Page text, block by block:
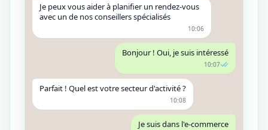
Je peux vous aider à planifier un rendez-vous
avec un de nos conseillers spécialisés
10:06
Bonjour ! Oui, je suis intéressé
10:07
Parfait ! Quel est votre secteur d'activité ?
10:08
Je suis dans l'e-commerce